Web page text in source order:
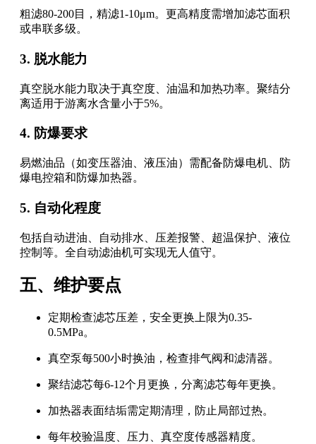
粗滤80-200目，精滤1-10μm。更高精度需增加滤芯面积
或串联多级。
3. 脱水能力
真空脱水能力取决于真空度、油温和加热功率。聚结分
离适用于游离水含量小于5%。
4. 防爆要求
易燃油品（如变压器油、液压油）需配备防爆电机、防
爆电控箱和防爆加热器。
5. 自动化程度
包括自动进油、自动排水、压差报警、超温保护、液位
控制等。全自动滤油机可实现无人值守。
五、维护要点
定期检查滤芯压差，安全更换上限为0.35-
0.5MPa。
真空泵每500小时换油，检查排气阀和滤清器。
聚结滤芯每6-12个月更换，分离滤芯每年更换。
加热器表面结垢需定期清理，防止局部过热。
每年校验温度、压力、真空度传感器精度。